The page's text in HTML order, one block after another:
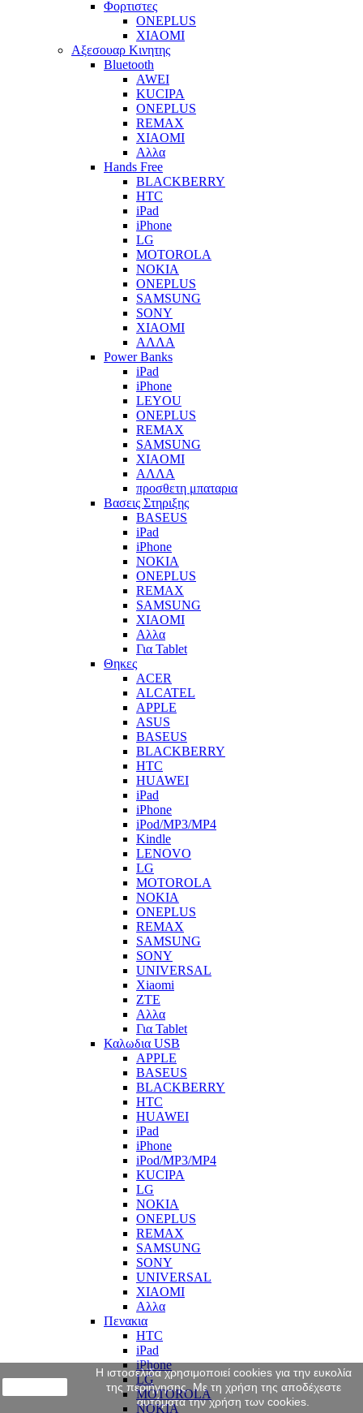
Φορτιστες
ONEPLUS
XIAOMI
Αξεσουαρ Κινητης
Bluetooth
AWEI
KUCIPA
ONEPLUS
REMAX
XIAOMI
Αλλα
Hands Free
BLACKBERRY
HTC
iPad
iPhone
LG
MOTOROLA
NOKIA
ONEPLUS
SAMSUNG
SONY
XIAOMI
ΑΛΛΑ
Power Banks
iPad
iPhone
LEYOU
ONEPLUS
REMAX
SAMSUNG
XIAOMI
ΑΛΛΑ
προσθετη μπαταρια
Βασεις Στηριξης
BASEUS
iPad
iPhone
NOKIA
ONEPLUS
REMAX
SAMSUNG
XIAOMI
Αλλα
Για Tablet
Θηκες
ACER
ALCATEL
APPLE
ASUS
BASEUS
BLACKBERRY
HTC
HUAWEI
iPad
iPhone
iPod/MP3/MP4
Kindle
LENOVO
LG
MOTOROLA
NOKIA
ONEPLUS
REMAX
SAMSUNG
SONY
UNIVERSAL
Xiaomi
ZTE
Αλλα
Για Tablet
Καλωδια USB
APPLE
BASEUS
BLACKBERRY
HTC
HUAWEI
iPad
iPhone
iPod/MP3/MP4
KUCIPA
LG
NOKIA
ONEPLUS
REMAX
SAMSUNG
SONY
UNIVERSAL
XIAOMI
Αλλα
Πενακια
HTC
iPad
iPhone
LG
MOTOROLA
NOKIA
Η ιστοσελίδα χρησιμοποιεί cookies για την ευκολία
της περιήγησης. Με τη χρήση της αποδέχεστε
αυτόματα την χρήση των cookies.